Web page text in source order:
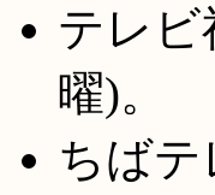
テレビ
曜)。
ちばテ